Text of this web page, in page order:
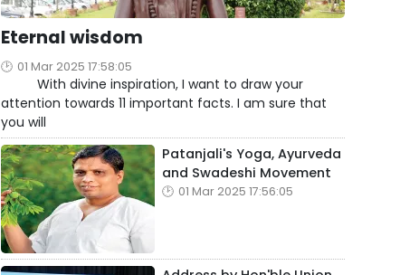
Eternal wisdom
01 Mar 2025 17:58:05
With divine inspiration, I want to draw your
attention towards 11 important facts. I am sure that
you will
Patanjali's Yoga, Ayurveda
and Swadeshi Movement
01 Mar 2025 17:56:05